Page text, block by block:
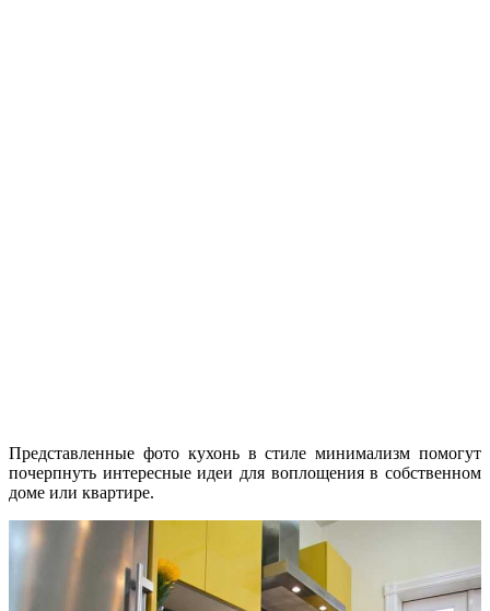
Представленные фото кухонь в стиле минимализм помогут
почерпнуть интересные идеи для воплощения в собственном
доме или квартире.